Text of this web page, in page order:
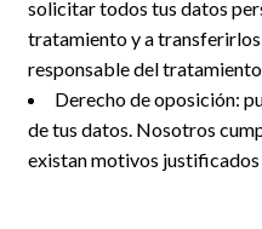
solicitar todos tus datos
tratamiento y a
responsable del
Derecho de oposición:
de tus datos. Nosotros
existan motivos